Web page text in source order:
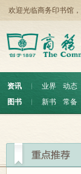
欢迎光临商务印书馆，
资讯 ︱ 业界 动态
图书
︱ 新书 常备